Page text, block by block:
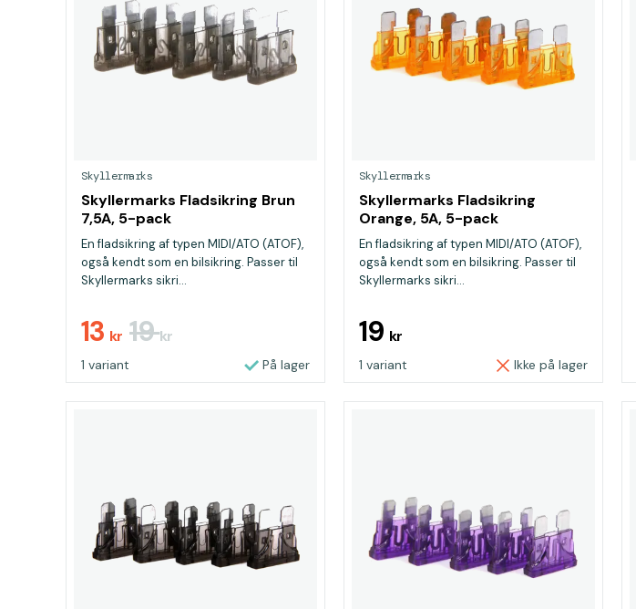
Skyllermarks
Skyllermarks Fladsikring Brun
7,5A, 5-pack
En fladsikring af typen MIDI/ATO (ATOF),
også kendt som en bilsikring. Passer til
Skyllermarks sikri...
13 kr 19kr
1 variant På lager
Skyllermarks
Skyllermarks Fladsikring
Orange, 5A, 5-pack
En fladsikring af typen MIDI/ATO (ATOF),
også kendt som en bilsikring. Passer til
Skyllermarks sikri...
19 kr
1 variant Ikke på lager